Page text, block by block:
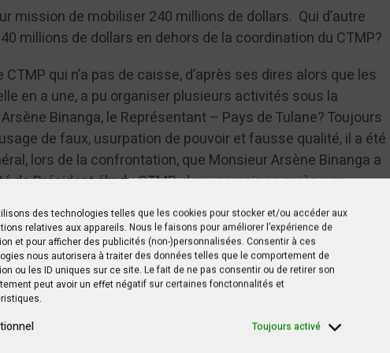
des technologies telles que les cookies pour stocker et/ou accéder aux
relatives aux appareils. Nous le faisons pour améliorer l’expérience de
et pour afficher des publicités (non-)personnalisées. Consentir à ces
nous autorisera à traiter des données telles que le comportement de
ou les ID uniques sur ce site. Le fait de ne pas consentir ou de retirer son
peut avoir un effet négatif sur certaines fonctonnalités et
Toujours activé
mission de mobiliser 240 millions de dollars. Qui d’autre
millions de dollars en dehors de la coordination du CTMP?
qui n’a pas de caisse, d’après ses dires alors que les
en a une, a pu organiser plusieurs activités sous la
Binanga, le Représentant – Pays de Tulane? Toujours
de faux, usurpation de pouvoir et fausse qualité, il a été
lors de la confrontation, que Monsieur Arsène Binanga a
de Président élu du CTMP, deux semaines après son
de ladite organisation par le Ministre de la Santé (Décision
mobiliser 11 millions de dollars de Bill & Melinda Gates et
Novembre 2018. Toujours dans la logique du Faux, Monsieur
des autres ONGs internationales la coordination de la
alors que cette activité phare du CTMP devrait être
coordinatrice ai du CTMP (Dr Bapura). Ceci est une
qu’il a mobilisé des fonds pour le CTMP mais qui ont été